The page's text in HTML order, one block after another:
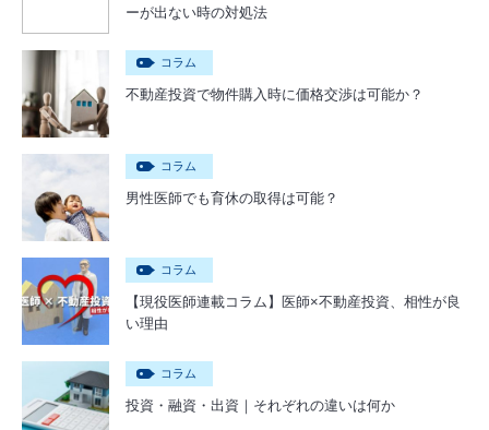
ーが出ない時の対処法
コラム
不動産投資で物件購入時に価格交渉は可能か？
コラム
男性医師でも育休の取得は可能？
コラム
【現役医師連載コラム】医師×不動産投資、相性が良
い理由
コラム
投資・融資・出資｜それぞれの違いは何か